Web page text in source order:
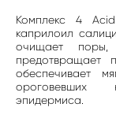
Комплекс 4
каприлоил
очищает
предотвращает
обеспечивает
ороговевших
эпидермиса.